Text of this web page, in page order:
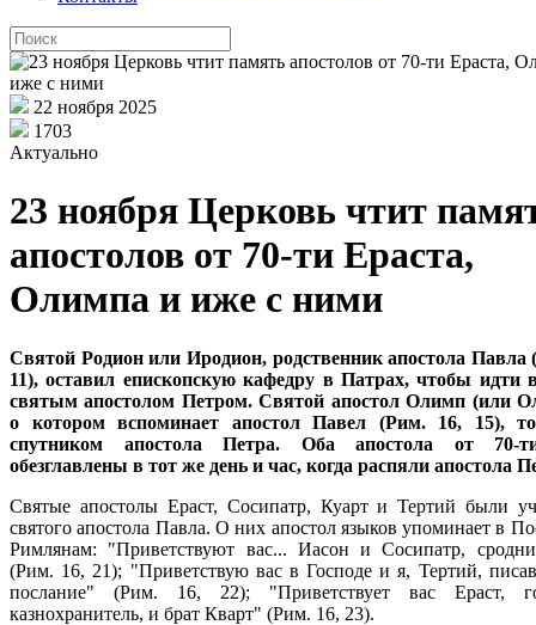
22 ноября 2025
1703
Актуально
23 ноября Церковь чтит
апостолов от 70-ти Ераста,
Олимпа и иже с ними
Святой Родион или Иродион, родственник апостола Павла
11), оставил епископскую кафедру в Патрах, чтобы идти
святым апостолом Петром. Святой апостол Олимп (или
о котором вспоминает апостол Павел (Рим. 16, 15),
спутником апостола Петра. Оба апостола от 70-
обезглавлены в тот же день и час, когда распяли апостола
Святые апостолы Ераст, Сосипатр, Куарт и Тертий были
святого апостола Павла. О них апостол языков упоминает в
Римлянам: "Приветствуют вас... Иасон и Сосипатр,
(Рим. 16, 21); "Приветствую вас в Господе и я, Тертий,
послание" (Рим. 16, 22); "Приветствует вас Ераст,
казнохранитель, и брат Кварт" (Рим. 16, 23).